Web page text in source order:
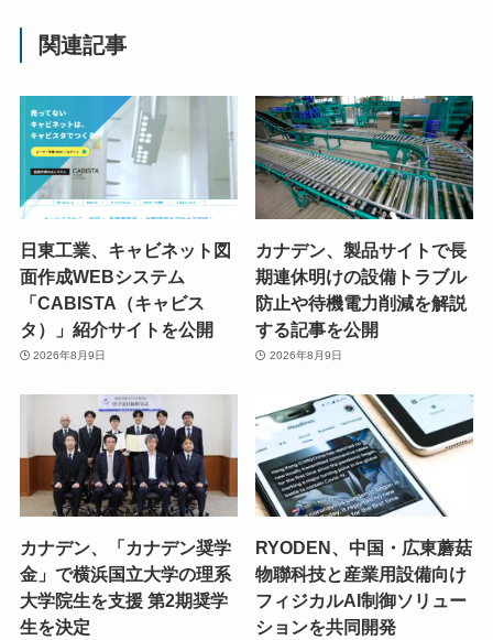
関連記事
日東工業、キャビネット図
面作成WEBシステム
「CABISTA（キャビス
タ）」紹介サイトを公開
2026年8月9日
カナデン、製品サイトで長
期連休明けの設備トラブル
防止や待機電力削減を解説
する記事を公開
2026年8月9日
カナデン、「カナデン奨学
金」で横浜国立大学の理系
大学院生を支援 第2期奨学
生を決定
RYODEN、中国・広東蘑菇
物聯科技と産業用設備向け
フィジカルAI制御ソリュー
ションを共同開発